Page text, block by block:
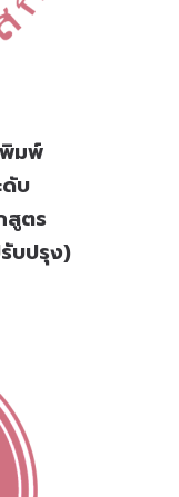
พิมพ์
ดับ
สูตร
บปรุง)